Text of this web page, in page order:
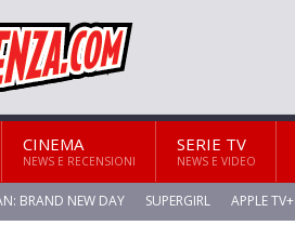
CINEMA
NEWS E RECENSIONI
SERIE TV
NEWS E VIDEO
BRAND NEW DAY SUPERGIRL APPLE TV+